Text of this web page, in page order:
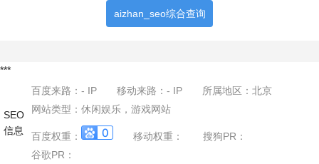
aizhan_seo综合查询
***
SEO
信息
百度来路： - IP 移动来路： - IP
所属地区：北京
网站类型：休闲娱乐，游戏网站
百度权重： 移动权重：
谷歌PR：